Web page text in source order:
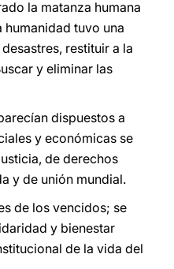
la matanza humana
humanidad tuvo una
restituir a la
y eliminar las
dispuestos a
y económicas se
de derechos
y de unión mundial.
de los vencidos; se
y bienestar
de la vida del